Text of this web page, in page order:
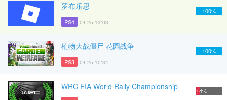
罗布乐思
PS4 04-25 13:03
100%
植物大战僵尸 花园战争
PS3 04-25 10:34
100%
WRC FIA World Rally Championship 14%